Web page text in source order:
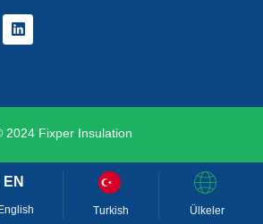
2024 Fixper Insulation
English Turkish Ülkeler